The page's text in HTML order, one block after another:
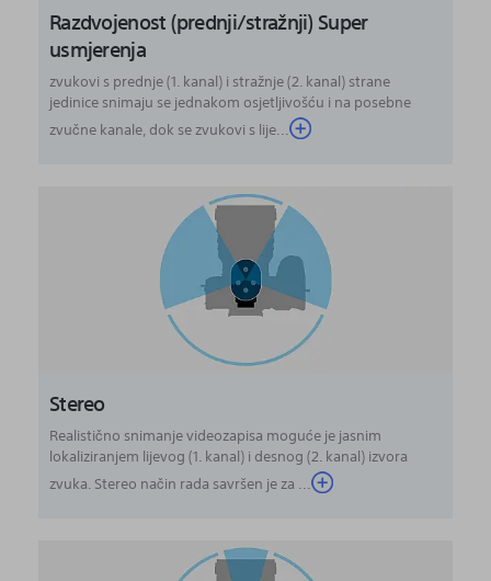
Razdvojenost (prednji/stražnji) Super
usmjerenja
zvukovi s prednje (1. kanal) i stražnje (2. kanal) strane
jedinice snimaju se jednakom osjetljivošću i na posebne
zvučne kanale, dok se zvukovi s lije...
Stereo
Realistično snimanje videozapisa moguće je jasnim
lokaliziranjem lijevog (1. kanal) i desnog (2. kanal) izvora
zvuka. Stereo način rada savršen je za ...